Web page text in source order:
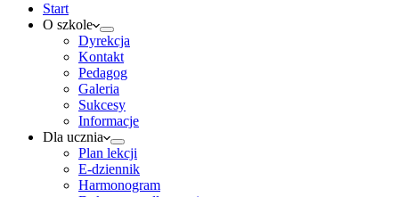
Start
O szkole
Dyrekcja
Kontakt
Pedagog
Galeria
Sukcesy
Informacje
Dla ucznia
Plan lekcji
E-dziennik
Harmonogram